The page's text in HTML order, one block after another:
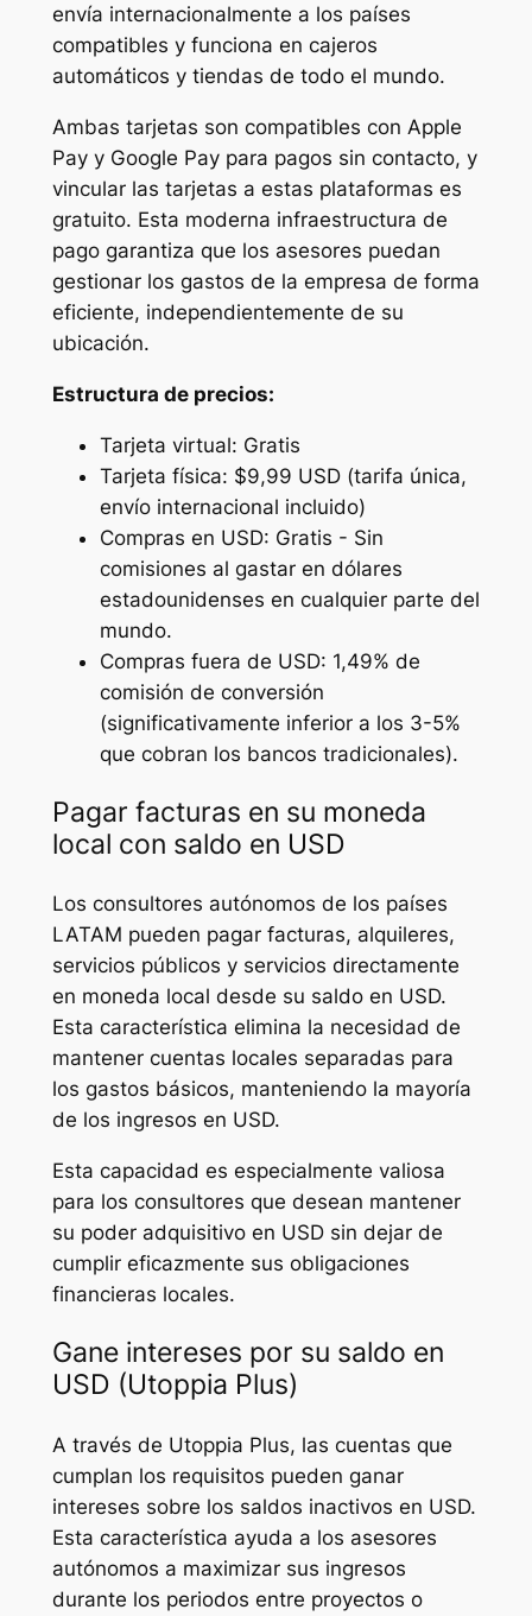
envía internacionalmente a los países
compatibles y funciona en cajeros
automáticos y tiendas de todo el mundo.
Ambas tarjetas son compatibles con Apple
Pay y Google Pay para pagos sin contacto, y
vincular las tarjetas a estas plataformas es
gratuito. Esta moderna infraestructura de
pago garantiza que los asesores puedan
gestionar los gastos de la empresa de forma
eficiente, independientemente de su
ubicación.
Estructura de precios:
Tarjeta virtual: Gratis
Tarjeta física: $9,99 USD (tarifa única,
envío internacional incluido)
Compras en USD: Gratis - Sin
comisiones al gastar en dólares
estadounidenses en cualquier parte del
mundo.
Compras fuera de USD: 1,49% de
comisión de conversión
(significativamente inferior a los 3-5%
que cobran los bancos tradicionales).
Pagar facturas en su moneda
local con saldo en USD
Los consultores autónomos de los países
LATAM pueden pagar facturas, alquileres,
servicios públicos y servicios directamente
en moneda local desde su saldo en USD.
Esta característica elimina la necesidad de
mantener cuentas locales separadas para
los gastos básicos, manteniendo la mayoría
de los ingresos en USD.
Esta capacidad es especialmente valiosa
para los consultores que desean mantener
su poder adquisitivo en USD sin dejar de
cumplir eficazmente sus obligaciones
financieras locales.
Gane intereses por su saldo en
USD (Utoppia Plus)
A través de Utoppia Plus, las cuentas que
cumplan los requisitos pueden ganar
intereses sobre los saldos inactivos en USD.
Esta característica ayuda a los asesores
autónomos a maximizar sus ingresos
durante los periodos entre proyectos o